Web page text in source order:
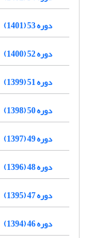
دوره 53 (1401)
دوره 52 (1400)
دوره 51 (1399)
دوره 50 (1398)
دوره 49 (1397)
دوره 48 (1396)
دوره 47 (1395)
دوره 46 (1394)